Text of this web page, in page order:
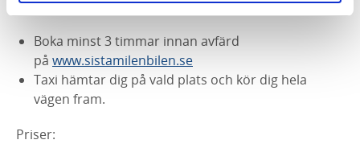
Så här fungerar det:
Boka minst 3 timmar innan avfärd
på www.sistamilenbilen.se
Taxi hämtar dig på vald plats och kör dig hela
vägen fram.
Priser: